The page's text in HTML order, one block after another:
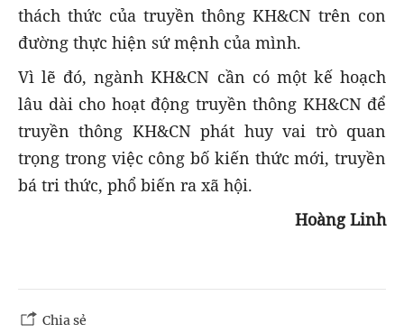
thách thức của truyền thông KH&CN trên con
đường thực hiện sứ mệnh của mình.
Vì lẽ đó, ngành KH&CN cần có một kế hoạch
lâu dài cho hoạt động truyền thông KH&CN để
truyền thông KH&CN phát huy vai trò quan
trọng trong việc công bố kiến thức mới, truyền
bá tri thức, phổ biến ra xã hội.
Hoàng Linh
Chia sẻ